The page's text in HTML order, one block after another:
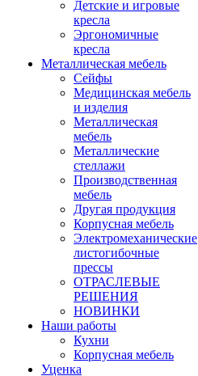
Детские и игровые
кресла
Эргономичные
кресла
Металлическая мебель
Сейфы
Медицинская мебель
и изделия
Металлическая
мебель
Металлические
стеллажи
Производственная
мебель
Другая продукция
Корпусная мебель
Электромеханические
листогибочные
прессы
ОТРАСЛЕВЫЕ
РЕШЕНИЯ
НОВИНКИ
Наши работы
Кухни
Корпусная мебель
Уценка